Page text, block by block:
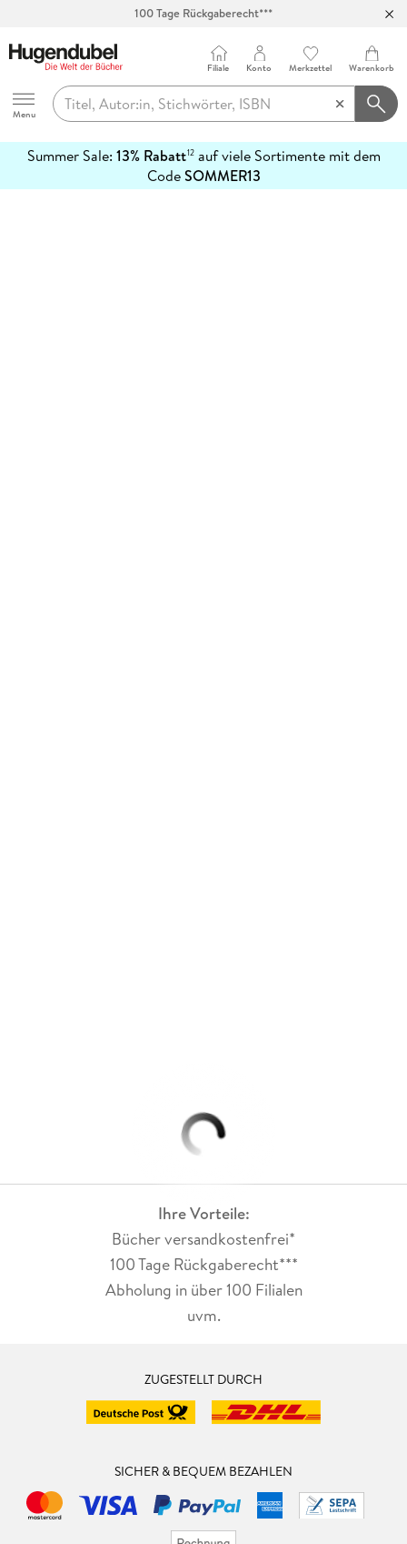
100 Tage Rückgaberecht***
Hugendubel
Menu
Filiale Konto Merkzettel Warenkorb
Summer Sale: 13% Rabatt12auf viele Sortimente mit dem
CodeSOMMER13
erfahren
Ihre Vorteile:
Bücher versandkostenfrei*
100 Tage Rückgaberecht***
Abholung in über 100 Filialen
uvm.
ZUGESTELLT DURCH
SICHER & BEQUEM BEZAHLEN